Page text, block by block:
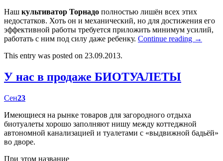
Наш культиватор Торнадо полностью лишён всех этих
недостатков. Хоть он и механический, но для достижения его
эффективной работы требуется приложить минимум усилий,
работать с ним под силу даже ребенку. Continue reading →
This entry was posted on 23.09.2013.
У нас в продаже БИОТУАЛЕТЫ
Сен23
Имеющиеся на рынке товаров для загородного отдыха
биотуалеты хорошо заполняют нишу между коттеджной
автономной канализацией и туалетами с «выдвижной бадьёй»
во дворе.
При этом название